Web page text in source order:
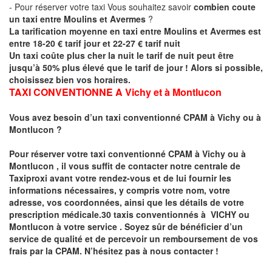
- Pour réserver votre taxi Vous souhaitez savoir combien coute
un taxi entre Moulins et Avermes ?
La tarification moyenne en taxi entre Moulins et Avermes est
entre 18-20 € tarif jour et 22-27 € tarif nuit
Un taxi coûte plus cher la nuit le tarif de nuit peut être
jusqu’à 50% plus élevé que le tarif de jour ! Alors si possible,
choisissez bien vos horaires.
TAXI CONVENTIONNE A Vichy et à Montlucon
Vous avez besoin d’un taxi conventionné CPAM à Vichy ou à
Montlucon ?
Pour réserver votre taxi conventionné CPAM à Vichy ou à
Montlucon , il vous suffit de contacter notre centrale de
Taxiproxi avant votre rendez-vous et de lui fournir les
informations nécessaires, y compris votre nom, votre
adresse, vos coordonnées, ainsi que les détails de votre
prescription médicale.30 taxis conventionnés à VICHY ou
Montlucon à votre service . Soyez sûr de bénéficier d’un
service de qualité et de percevoir un remboursement de vos
frais par la CPAM. N’hésitez pas à nous contacter !